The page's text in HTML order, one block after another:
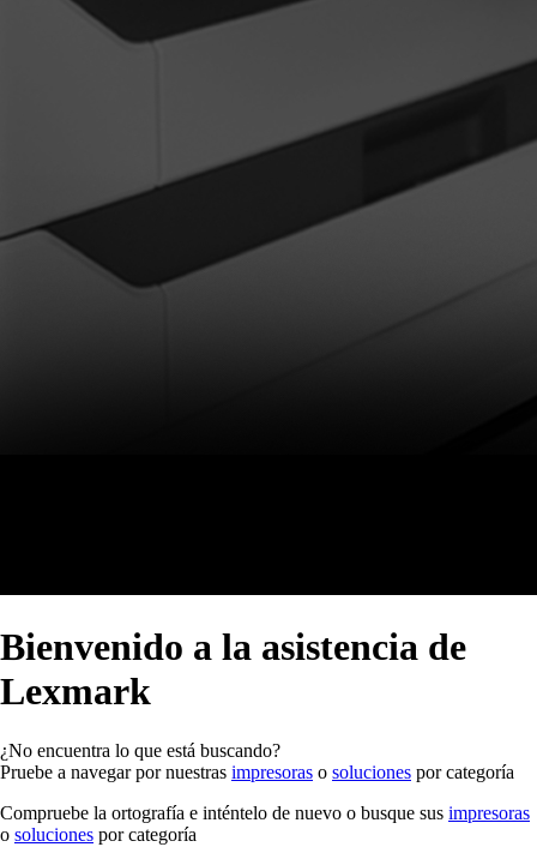
Bienvenido a la asistencia de
Lexmark
¿No encuentra lo que está buscando?
Pruebe a navegar por nuestras impresoras o soluciones por categoría
Compruebe la ortografía e inténtelo de nuevo o busque sus impresoras
o soluciones por categoría